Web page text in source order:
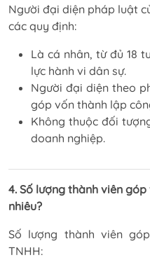
Người đại diện pháp luật
các quy định:
Là cá nhân, từ đủ 18
lực hành vi dân sự.
Người đại diện theo
góp vốn thành lập
Không thuộc đối
doanh nghiệp.
4. Số lượng thành viên
nhiêu?
Số lượng thành viên
TNHH: